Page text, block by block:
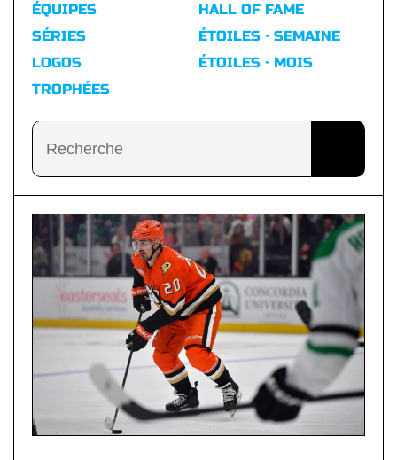
ÉQUIPES
SÉRIES
LOGOS
TROPHÉES
HALL OF FAME
ÉTOILES · SEMAINE
ÉTOILES · MOIS